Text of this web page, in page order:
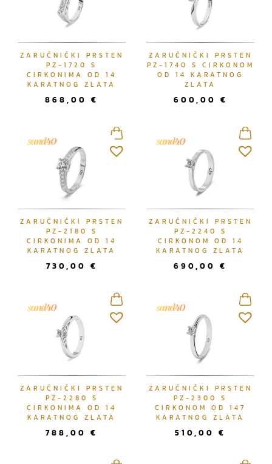
ZARUČNIČKI PRSTEN
PZ-1720 S
CIRKONIMA OD 14
KARATNOG ZLATA
868,00 €
ZARUČNIČKI PRSTEN
PZ-1740 S CIRKONOM
OD 14 KARATNOG
ZLATA
600,00 €
ZARUČNIČKI PRSTEN
PZ-2180 S
CIRKONIMA OD 14
KARATNOG ZLATA
730,00 €
ZARUČNIČKI PRSTEN
PZ-2240 S
CIRKONOM OD 14
KARATNOG ZLATA
690,00 €
ZARUČNIČKI PRSTEN
PZ-2280 S
CIRKONIMA OD 14
KARATNOG ZLATA
788,00 €
ZARUČNIČKI PRSTEN
PZ-2300 S
CIRKONOM OD 147
KARATNOG ZLATA
510,00 €